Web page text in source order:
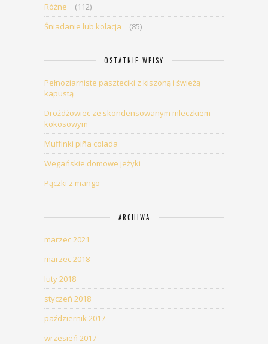
Różne
(112)
Śniadanie lub kolacja
(85)
OSTATNIE WPISY
Pełnoziarniste paszteciki z kiszoną i świeżą
kapustą
Drożdżowiec ze skondensowanym mleczkiem
kokosowym
Muffinki piña colada
Wegańskie domowe jeżyki
Pączki z mango
ARCHIWA
marzec 2021
marzec 2018
luty 2018
styczeń 2018
październik 2017
wrzesień 2017